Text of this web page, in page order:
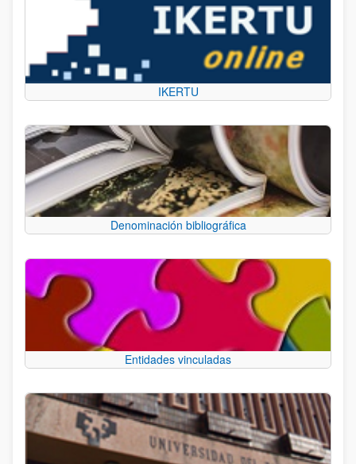
IKERTU
Denominación bibliográfica
Entidades vinculadas